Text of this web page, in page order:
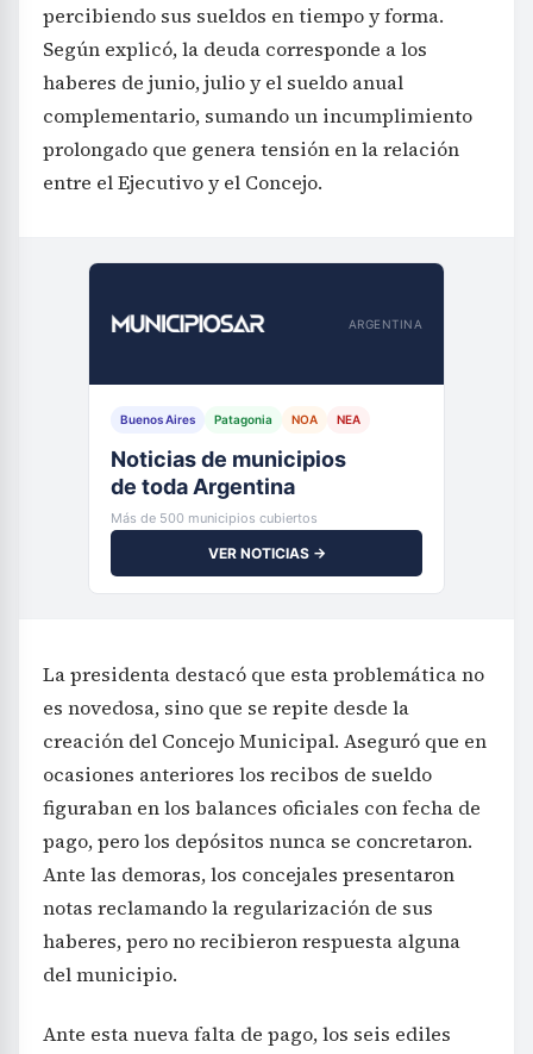
percibiendo sus sueldos en tiempo y forma.
Según explicó, la deuda corresponde a los
haberes de junio, julio y el sueldo anual
complementario, sumando un incumplimiento
prolongado que genera tensión en la relación
entre el Ejecutivo y el Concejo.
ARGENTINA
Buenos Aires Patagonia NOA NEA
Noticias de municipios
de toda Argentina
Más de 500 municipios cubiertos
VER NOTICIAS →
La presidenta destacó que esta problemática no
es novedosa, sino que se repite desde la
creación del Concejo Municipal. Aseguró que en
ocasiones anteriores los recibos de sueldo
figuraban en los balances oficiales con fecha de
pago, pero los depósitos nunca se concretaron.
Ante las demoras, los concejales presentaron
notas reclamando la regularización de sus
haberes, pero no recibieron respuesta alguna
del municipio.
Ante esta nueva falta de pago, los seis ediles